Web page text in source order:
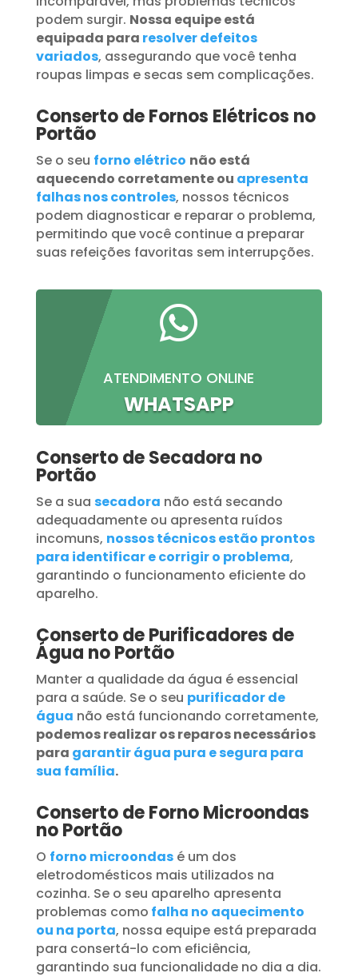
podem surgir. Nossa equipe está
equipada para resolver defeitos
variados, assegurando que você tenha
roupas limpas e secas sem complicações.
Conserto de Fornos Elétricos no
Portão
Se o seu forno elétrico não está
aquecendo corretamente ou apresenta
falhas nos controles, nossos técnicos
podem diagnosticar e reparar o problema,
permitindo que você continue a preparar
suas refeições favoritas sem interrupções.

ATENDIMENTO ONLINE
WHATSAPP
Conserto de Secadora no
Portão
Se a sua secadora não está secando
adequadamente ou apresenta ruídos
incomuns, nossos técnicos estão prontos
para identificar e corrigir o problema,
garantindo o funcionamento eficiente do
aparelho.
Conserto de Purificadores de
Água no Portão
Manter a qualidade da água é essencial
para a saúde. Se o seu purificador de
água não está funcionando corretamente,
podemos realizar os reparos necessários
para garantir água pura e segura para
sua família.
Conserto de Forno Microondas
no Portão
O forno microondasé um dos
eletrodomésticos mais utilizados na
cozinha. Se o seu aparelho apresenta
problemas como falha no aquecimento
ou na porta, nossa equipe está preparada
para consertá-lo com eficiência,
garantindo sua funcionalidade no dia a dia.